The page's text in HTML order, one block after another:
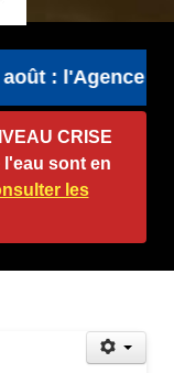
août : l'Agence
CRISE
sont en
les